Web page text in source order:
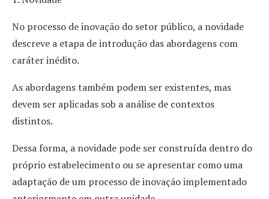
No processo de inovação do setor público, a novidade
descreve a etapa de introdução das abordagens com
caráter inédito.
As abordagens também podem ser existentes, mas
devem ser aplicadas sob a análise de contextos
distintos.
Dessa forma, a novidade pode ser construída dentro do
próprio estabelecimento ou se apresentar como uma
adaptação de um processo de inovação implementado